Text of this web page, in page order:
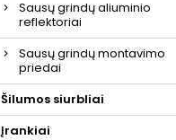
Sausų grindų aliuminio
reflektoriai
Sausų grindų montavimo
priedai
Šilumos siurbliai
Įrankiai